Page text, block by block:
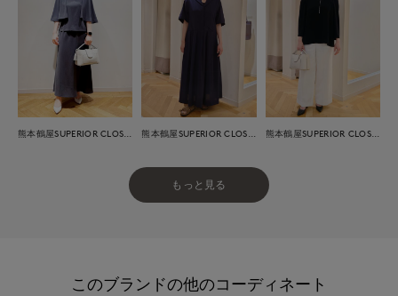
もっと見る
このブランドの他のコーディネート